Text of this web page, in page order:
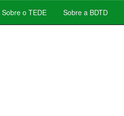
Sobre o TEDE Sobre a BDTD